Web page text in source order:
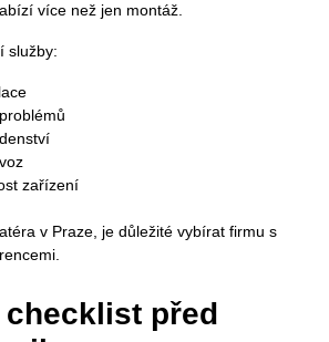
více než jen montáž.
služby:
zařízení
v Praze, je důležité vybírat firmu s
před